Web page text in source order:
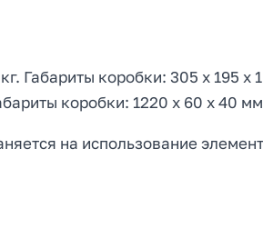
Габариты коробки: 305 х 195 х
коробки: 1220 х 60 х 40
на использование